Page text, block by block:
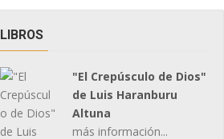
LIBROS
"El Crepúsculo de Dios"
de Luis Haranburu
Altuna
más información...